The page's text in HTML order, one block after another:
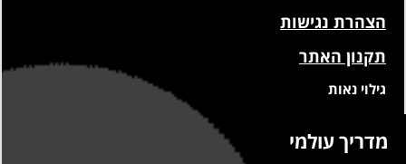
הצהרת נגישות
תקנון האתר
גילוי נאות
מדריך עולמי